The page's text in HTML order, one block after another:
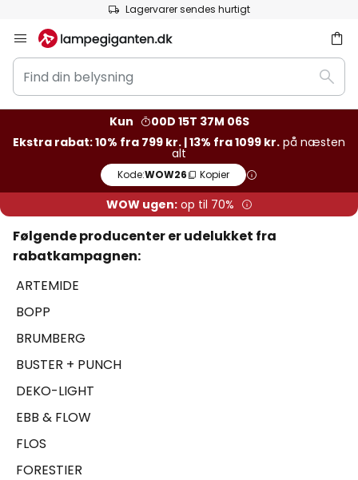
Lagervarer sendes hurtigt
to
Content
Find
din
belysning
Søg
Kun
00D 15T 37M 06S
Ekstra rabat: 10% fra 799 kr. | 13% fra 1099 kr. på næsten
alt
Kode:WOW26 Kopier
WOW ugen:op til 70%
Følgende producenter er udelukket fra
rabatkampagnen:
ARTEMIDE
BOPP
BRUMBERG
BUSTER + PUNCH
DEKO-LIGHT
EBB & FLOW
FLOS
FORESTIER